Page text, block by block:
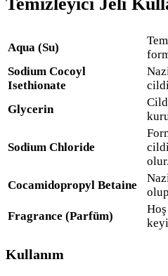
Aqua (Su)
Sodium Cocoyl
Isethionate
Glycerin
Sodium Chloride
olur.
Cocamidopropyl Betaine
Fragrance (Parfüm)
Kullanım